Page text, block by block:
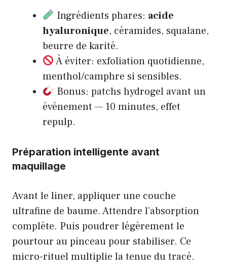
Ingrédients phares: acide
hyaluronique, céramides, squalane,
beurre de karité.
À éviter: exfoliation quotidienne,
menthol/camphre si sensibles.
Bonus: patchs hydrogel avant un
événement — 10 minutes, effet
repulp.
Préparation intelligente avant
maquillage
Avant le liner, appliquer une couche
ultrafine de baume. Attendre l’absorption
complète. Puis poudrer légèrement le
pourtour au pinceau pour stabiliser. Ce
micro-rituel multiplie la tenue du tracé.